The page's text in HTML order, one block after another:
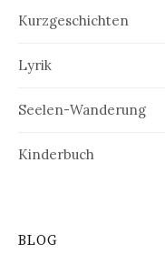
Kurzgeschichten
Lyrik
Seelen-Wanderung
Kinderbuch
BLOG